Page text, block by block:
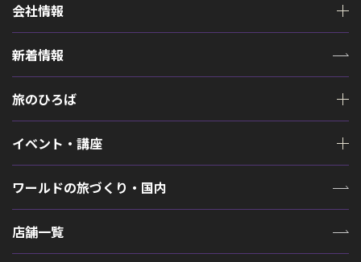
会社情報
新着情報
旅のひろば
イベント・講座
ワールドの旅づくり・国内
店舗一覧